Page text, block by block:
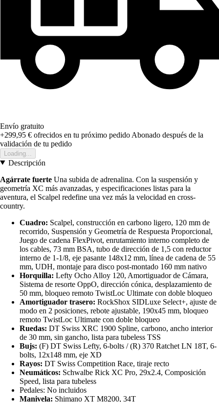
Envío gratuito
+299,95 € ofrecidos en tu próximo pedido Abonado después de la
validación de tu pedido
Loading...
Descripción
Agárrate fuerte Una subida de adrenalina. Con la suspensión y
geometría XC más avanzadas, y especificaciones listas para la
aventura, el Scalpel redefine una vez más la velocidad en cross-
country.
Cuadro: Scalpel, construcción en carbono ligero, 120 mm de
recorrido, Suspensión y Geometría de Respuesta Proporcional,
Juego de cadena FlexPivot, enrutamiento interno completo de
los cables, 73 mm BSA, tubo de dirección de 1,5 con reductor
interno de 1-1/8, eje pasante 148x12 mm, línea de cadena de 55
mm, UDH, montaje para disco post-montado 160 mm nativo
Horquilla: Lefty Ocho Alloy 120, Amortiguador de Cámara,
Sistema de resorte OppO, dirección cónica, desplazamiento de
50 mm, bloqueo remoto TwistLoc Ultimate con doble bloqueo
Amortiguador trasero: RockShox SIDLuxe Select+, ajuste de
modo en 2 posiciones, rebote ajustable, 190x45 mm, bloqueo
remoto TwistLoc Ultimate con doble bloqueo
Ruedas: DT Swiss XRC 1900 Spline, carbono, ancho interior
de 30 mm, sin gancho, lista para tubeless TSS
Bujs: (F) DT Swiss Lefty, 6-bolts / (R) 370 Ratchet LN 18T, 6-
bolts, 12x148 mm, eje XD
Rayos: DT Swiss Competition Race, tiraje recto
Neumáticos: Schwalbe Rick XC Pro, 29x2.4, Composición
Speed, lista para tubeless
Pedales: No incluidos
Manivela: Shimano XT M8200, 34T